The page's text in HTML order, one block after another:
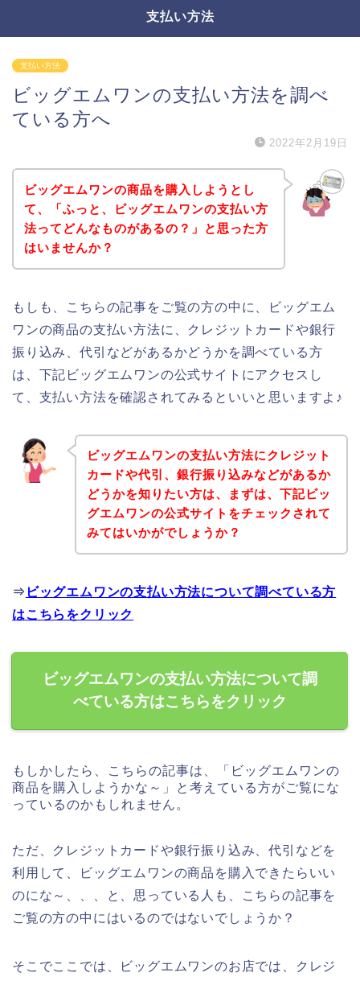
支払い方法
支払い方法
ビッグエムワンの支払い方法を調べ
ている方へ
2022年2月19日
ビッグエムワンの商品を購入しようとし
て、「ふっと、ビッグエムワンの支払い方
法ってどんなものがあるの？」と思った方
はいませんか？
もしも、こちらの記事をご覧の方の中に、ビッグエム
ワンの商品の支払い方法に、クレジットカードや銀行
振り込み、代引などがあるかどうかを調べている方
は、下記ビッグエムワンの公式サイトにアクセスし
て、支払い方法を確認されてみるといいと思いますよ♪
ビッグエムワンの支払い方法にクレジット
カードや代引、銀行振り込みなどがあるか
どうかを知りたい方は、まずは、下記ビッ
グエムワンの公式サイトをチェックされて
みてはいかがでしょうか？
⇒ ビッグエムワンの支払い方法について調べている方
はこちらをクリック
ビッグエムワンの支払い方法について調
べている方はこちらをクリック
もしかしたら、こちらの記事は、「ビッグエムワンの
商品を購入しようかな～」と考えている方がご覧にな
っているのかもしれません。
ただ、クレジットカードや銀行振り込み、代引などを
利用して、ビッグエムワンの商品を購入できたらいい
のにな～、、、と、思っている人も、こちらの記事を
ご覧の方の中にはいるのではないでしょうか？
そこでここでは、ビッグエムワンのお店では、クレジ